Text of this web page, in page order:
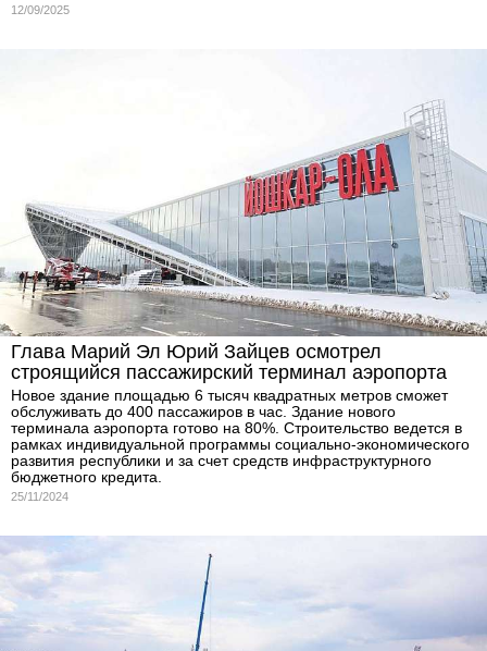
12/09/2025
Глава Марий Эл Юрий Зайцев осмотрел
строящийся пассажирский терминал аэропорта
Новое здание площадью 6 тысяч квадратных метров сможет
обслуживать до 400 пассажиров в час. Здание нового
терминала аэропорта готово на 80%. Строительство ведется в
рамках индивидуальной программы социально-экономического
развития республики и за счет средств инфраструктурного
бюджетного кредита.
25/11/2024